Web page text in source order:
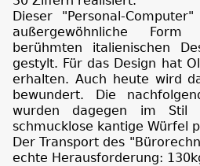
Dieser "Personal-
außergewöhnliche
berühmten italienischen
gestylt. Für das Design hat
erhalten. Auch heute wird
bewundert. Die
wurden dagegen im Stil
schmucklose kantige Würfel
Der Transport des
echte Herausforderung: